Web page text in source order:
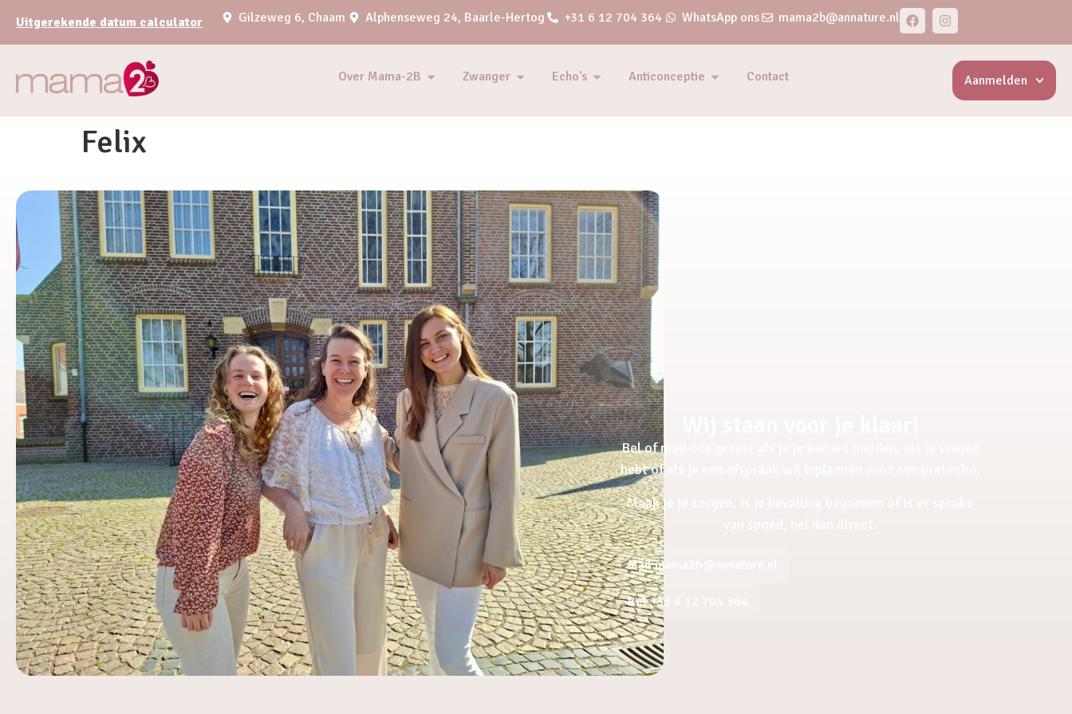
Uitgerekende datum calculator Gilzeweg 6, Chaam Alphenseweg 24, Baarle-Hertog +31 6 12 704 364 WhatsApp ons mama2b@annature.nl
Over Mama-2B Zwanger Echo's Anticonceptie Contact Aanmelden
Felix
Bel of mail ons gerust als je je aan wil melden, als je vragen
hebt of als je een afspraak wil inplannen voor een pretecho.
Maak je je zorgen, is je bevalling begonnen of is er sprake
Mail mama2b@annature.nl
Bel +31 6 12 704 364